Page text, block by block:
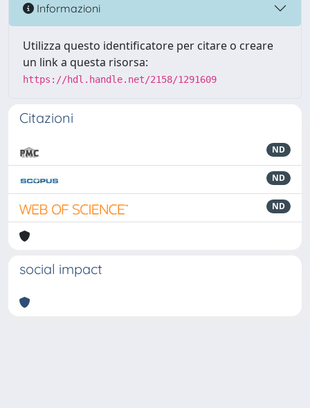
Informazioni
Utilizza questo identificatore per citare o creare
un link a questa risorsa:
https://hdl.handle.net/2158/1291609
Citazioni
ND
ND
ND
social impact